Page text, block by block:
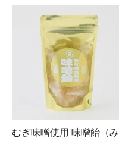
むぎ味噌使用 味噌飴（み